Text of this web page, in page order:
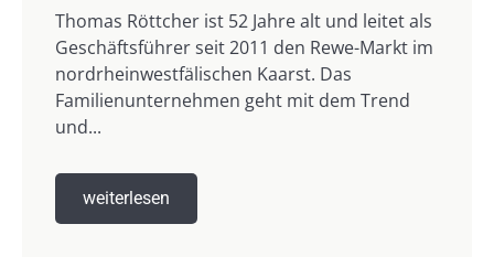
Thomas Röttcher ist 52 Jahre alt und leitet als
Geschäftsführer seit 2011 den Rewe-Markt im
nordrheinwestfälischen Kaarst. Das
Familienunternehmen geht mit dem Trend
und...
weiterlesen